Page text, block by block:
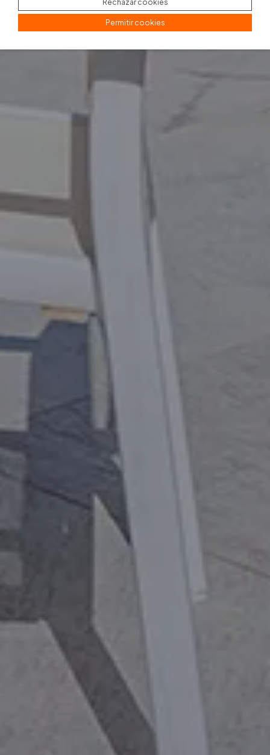
Rechazar cookies
Permitir cookies